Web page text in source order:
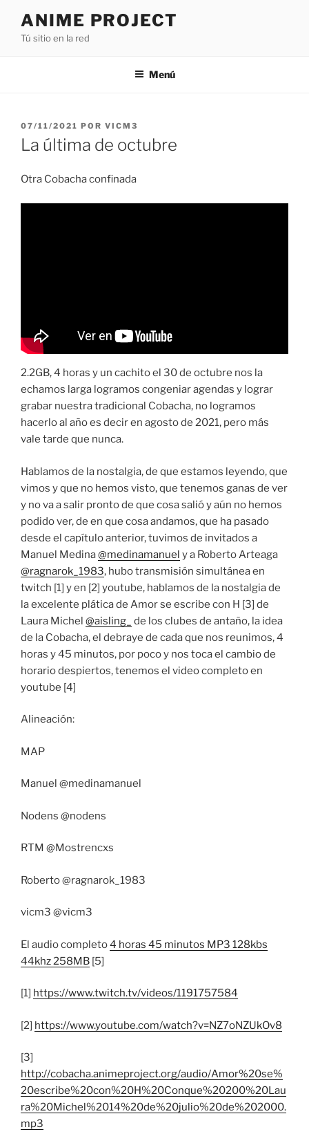
contenido
ANIME PROJECT
Tú sitio en la red
Menú
PUBLICADO
EL
07/11/2021 POR VICM3
La última de octubre
Otra Cobacha confinada
2.2GB, 4 horas y un cachito el 30 de octubre nos la
echamos larga logramos congeniar agendas y lograr
grabar nuestra tradicional Cobacha, no logramos
hacerlo al año es decir en agosto de 2021, pero más
vale tarde que nunca.
Hablamos de la nostalgia, de que estamos leyendo, que
vimos y que no hemos visto, que tenemos ganas de ver
y no va a salir pronto de que cosa salió y aún no hemos
podido ver, de en que cosa andamos, que ha pasado
desde el capítulo anterior, tuvimos de invitados a
Manuel Medina@medinamanuel y a Roberto Arteaga
@ragnarok_1983, hubo transmisión simultánea en
twitch [1] y en [2] youtube, hablamos de la nostalgia de
la excelente plática de Amor se escribe con H [3] de
Laura Michel @aisling_
de los clubes de antaño, la idea
de la Cobacha, el debraye de cada que nos reunimos, 4
horas y 45 minutos, por poco y nos toca el cambio de
horario despiertos, tenemos el video completo en
youtube [4]
Alineación:
MAP
Manuel @medinamanuel
Nodens @nodens
RTM @Mostrencxs
Roberto @ragnarok_1983
vicm3 @vicm3
El audio completo4 horas 45 minutos MP3 128kbs
44khz 258MB [5]
[1] https://www.twitch.tv/videos/1191757584
[2] https://www.youtube.com/watch?v=NZ7oNZUkOv8
[3]
http://cobacha.animeproject.org/audio/Amor%20se%
20escribe%20con%20H%20Conque%20200%20Lau
ra%20Michel%2014%20de%20julio%20de%202000.
mp3